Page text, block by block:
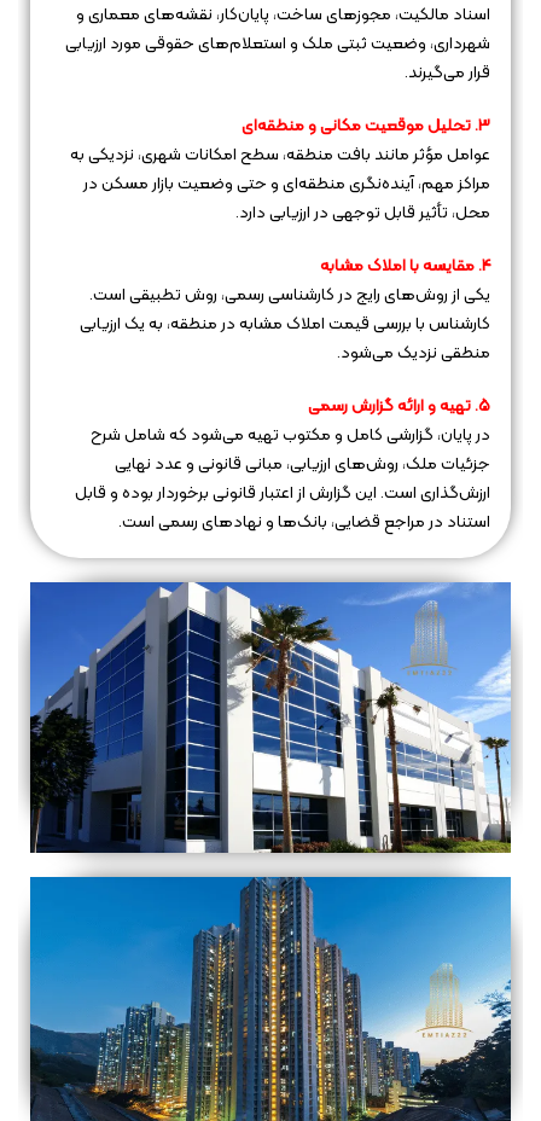
اسناد مالکیت، مجوزهای ساخت، پایان‌کار، نقشه‌های معماری و
شهرداری، وضعیت ثبتی ملک و استعلام‌های حقوقی مورد ارزیابی
قرار می‌گیرند.
3. تحلیل موقعیت مکانی و منطقه‌ای
عوامل مؤثر مانند بافت منطقه، سطح امکانات شهری، نزدیکی به
مراکز مهم، آینده‌نگری منطقه‌ای و حتی وضعیت بازار مسکن در
محل، تأثیر قابل توجهی در ارزیابی دارد.
4. مقایسه با املاک مشابه
یکی از روش‌های رایج در کارشناسی رسمی، روش تطبیقی است.
کارشناس با بررسی قیمت املاک مشابه در منطقه، به یک ارزیابی
منطقی نزدیک می‌شود.
5. تهیه و ارائه گزارش رسمی
در پایان، گزارشی کامل و مکتوب تهیه می‌شود که شامل شرح
جزئیات ملک، روش‌های ارزیابی، مبانی قانونی و عدد نهایی
ارزش‌گذاری است. این گزارش از اعتبار قانونی برخوردار بوده و قابل
استناد در مراجع قضایی، بانک‌ها و نهادهای رسمی است.